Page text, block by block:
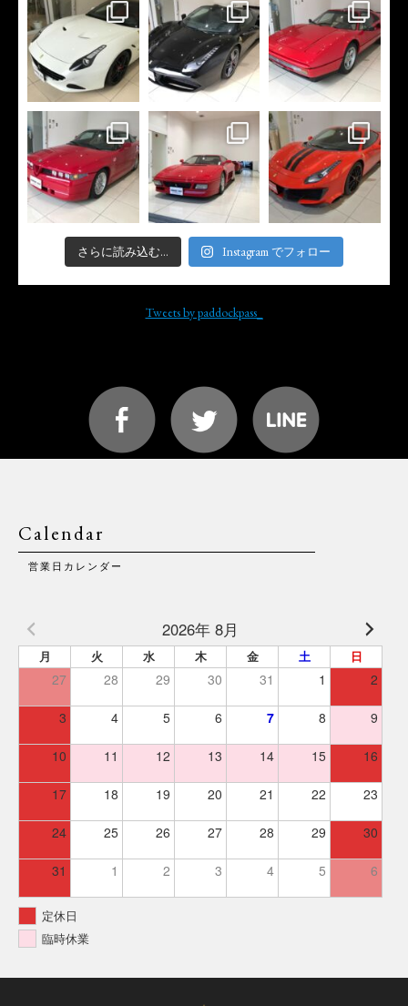
さらに読み込む... Instagram でフォロー
Tweets by paddockpass_
Calendar
営業日カレンダー
2026年 8月
月 火 水 木 金 土 日
27 28 29 30 31 1 2
3 4 5 6 7 8 9
10 11 12 13 14 15 16
17 18 19 20 21 22 23
24 25 26 27 28 29 30
31 1 2 3 4 5 6
定休日
臨時休業